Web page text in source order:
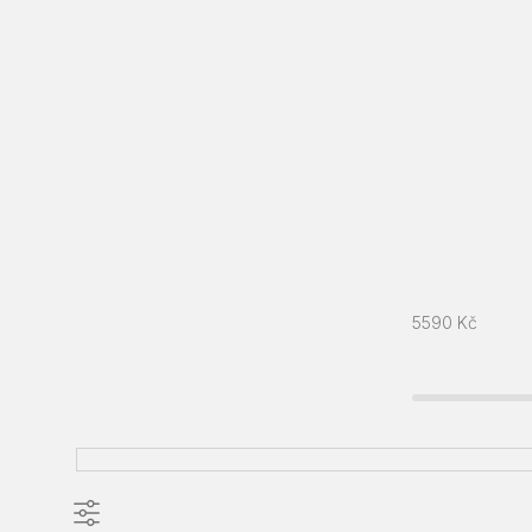
5590 Kč